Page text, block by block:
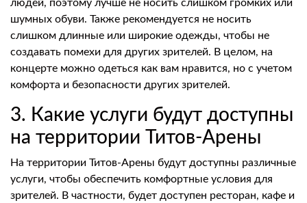
людей, поэтому лучше не носить слишком громких или
шумных обуви. Также рекомендуется не носить
слишком длинные или широкие одежды, чтобы не
создавать помехи для других зрителей. В целом, на
концерте можно одеться как вам нравится, но с учетом
комфорта и безопасности других зрителей.
3. Какие услуги будут доступны
на территории Титов-Арены
На территории Титов-Арены будут доступны различные
услуги, чтобы обеспечить комфортные условия для
зрителей. В частности, будет доступен ресторан, кафе и